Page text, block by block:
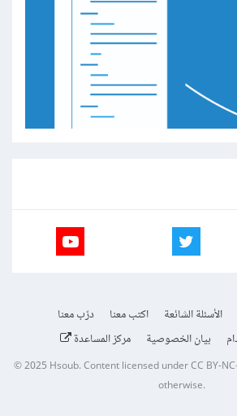
الأسئلة الشائعة اكتب معنا
درّب معنا
بيان الخصوصية مركز المساعدة
© 2025Hsoub.Content licensed underCC BY-
otherwise.